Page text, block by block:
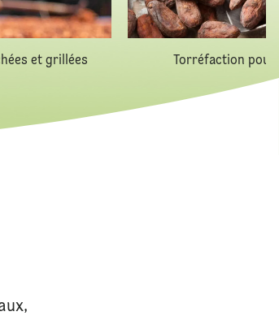
et grillées Torréfaction